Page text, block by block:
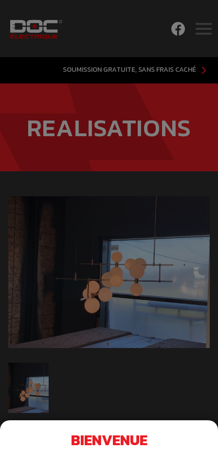
SOUMISSION GRATUITE, SANS FRAIS CACHÉ
REALISATIONS
< PREVIOUSBIENVENUE